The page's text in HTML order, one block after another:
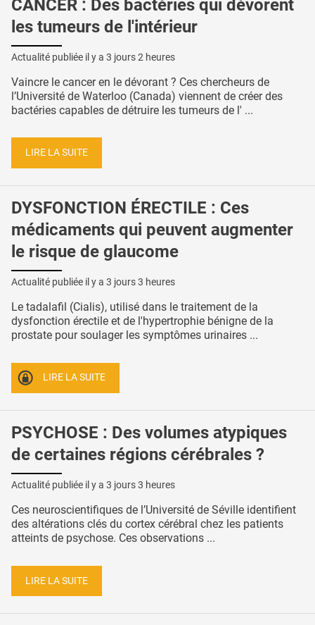
CANCER : Des bactéries qui dévorent
les tumeurs de l'intérieur
Actualité publiée il y a 3 jours 2 heures
Vaincre le cancer en le dévorant ? Ces chercheurs de
l’Université de Waterloo (Canada) viennent de créer des
bactéries capables de détruire les tumeurs de l' ...
LIRE LA SUITE
DYSFONCTION ÉRECTILE : Ces
médicaments qui peuvent augmenter
le risque de glaucome
Actualité publiée il y a 3 jours 3 heures
Le tadalafil (Cialis), utilisé dans le traitement de la
dysfonction érectile et de l'hypertrophie bénigne de la
prostate pour soulager les symptômes urinaires ...
LIRE LA SUITE
PSYCHOSE : Des volumes atypiques
de certaines régions cérébrales ?
Actualité publiée il y a 3 jours 3 heures
Ces neuroscientifiques de l’Université de Séville identifient
des altérations clés du cortex cérébral chez les patients
atteints de psychose. Ces observations ...
LIRE LA SUITE